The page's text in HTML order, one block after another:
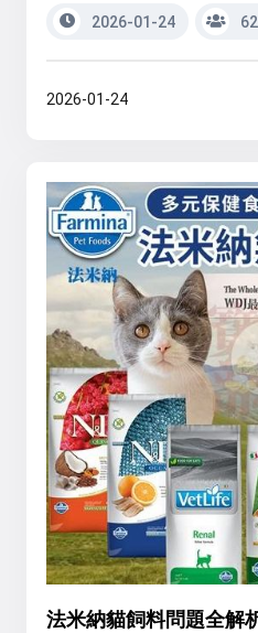
2026-01-24
2026-01-24
法米納貓飼料問題全解